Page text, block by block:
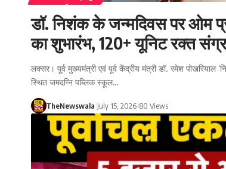
डॉ. निशंक के जन्मदिवस पर ओम
का शुभारंभ, 120+ यूनिट रक्त
लक्सर। पूर्व मुख्यमंत्री एवं पूर्व केंद्रीय मंत्री डॉ. रमेश पोखरियाल
स्थित जमदग्नि पब्लिक स्कूल…
TheNewswala July 15, 2026 80 Views